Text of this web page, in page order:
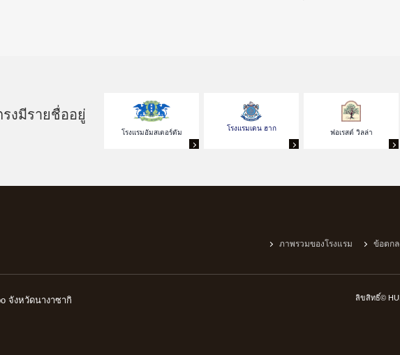
งมีรายชื่ออยู่
โรงแรมอัมสเตอร์ดัม
โรงแรมเดน ฮาก
ฟอเรสต์ วิลล่า
ภาพรวมของโรงแรม ข้อตก
จังหวัดนางาซากิ
ลิขสิทธิ์©